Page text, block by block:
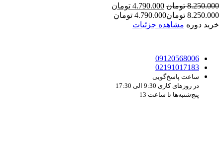
8.250.000 تومان قیمت
اصلی
4.790.000 تومان
8.250.000 تومان4.790.000 تومان
خرید دوره مشاهده جزئیات
09120568006
02191017183
ساعت پاسخ‌گویی
در روزهای کاری 9:30 الی 17:30
پنج‌شنبه‌ها تا ساعت 13